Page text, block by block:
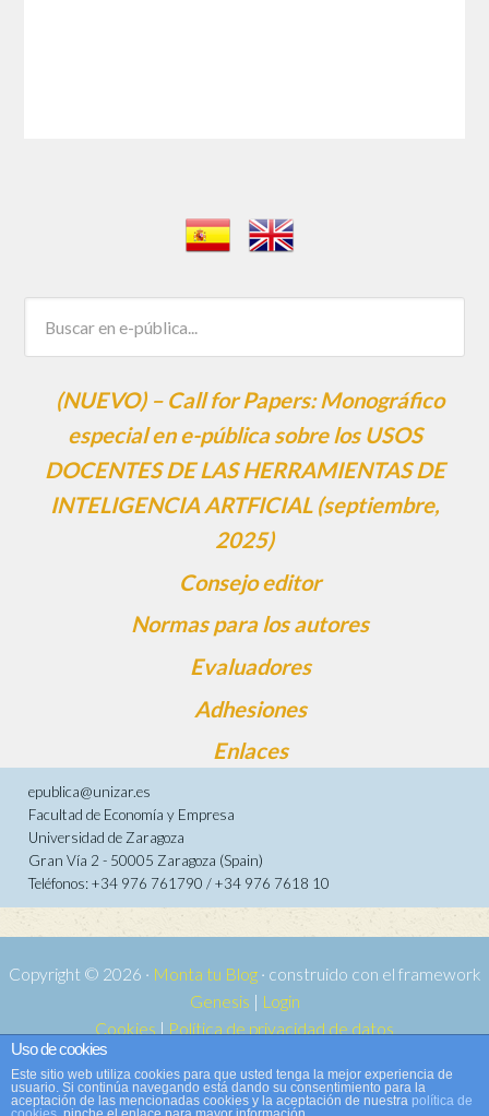
(NUEVO) – Call for Papers: Monográfico
especial en e-pública sobre los USOS
DOCENTES DE LAS HERRAMIENTAS DE
INTELIGENCIA ARTFICIAL (septiembre,
2025)
Consejo editor
Normas para los autores
Evaluadores
Adhesiones
Enlaces
epublica@unizar.es
Facultad de Economía y Empresa
Universidad de Zaragoza
Gran Vía 2 - 50005 Zaragoza (Spain)
Teléfonos: +34 976 761790 / +34 976 7618 10
Copyright © 2026 · Monta tu Blog· construido con el framework
Genesis | Login
Cookies | Política de privacidad de datos
Copyright © 2026 ·
WordPress·Acceder
Uso de cookies
Este sitio web utiliza cookies para que usted tenga la mejor experiencia de
usuario. Si continúa navegando está dando su consentimiento para la
aceptación de las mencionadas cookies y la aceptación de nuestra política de